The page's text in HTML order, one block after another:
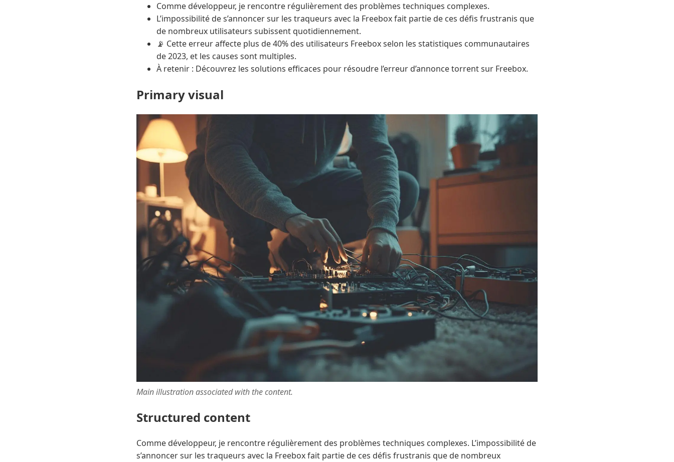
Comme développeur, je rencontre régulièrement des problèmes techniques complexes.
L’impossibilité de s’annoncer sur les traqueurs avec la Freebox fait partie de ces défis frustranis que
de nombreux utilisateurs subissent quotidiennement.
📡 Cette erreur affecte plus de 40% des utilisateurs Freebox selon les statistiques communautaires
de 2023, et les causes sont multiples.
À retenir : Découvrez les solutions efficaces pour résoudre l’erreur d’annonce torrent sur Freebox.
Primary visual
Main illustration associated with the content.
Structured content
Comme développeur, je rencontre régulièrement des problèmes techniques complexes. L’impossibilité de
s’annoncer sur les traqueurs avec la Freebox fait partie de ces défis frustranis que de nombreux